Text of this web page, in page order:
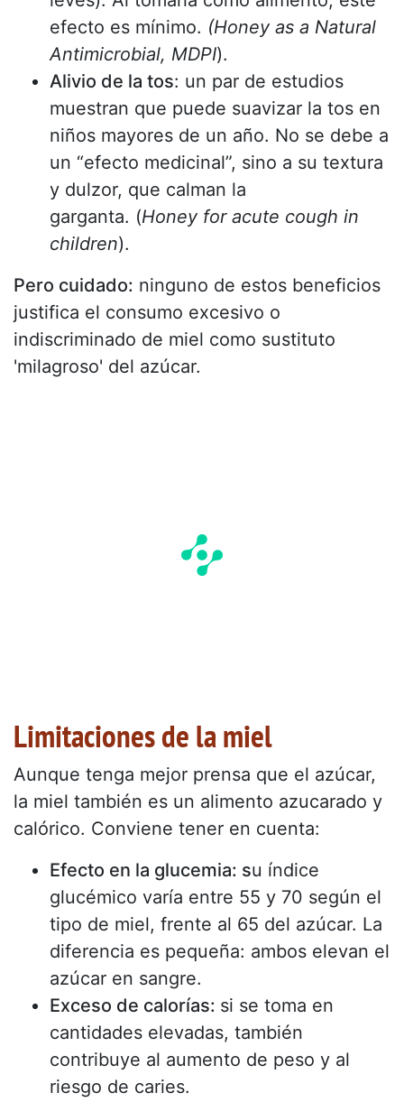
efecto es mínimo. (Honey as a Natural
Antimicrobial, MDPI).
Alivio de la tos: un par de estudios
muestran que puede suavizar la tos en
niños mayores de un año. No se debe a
un “efecto medicinal”, sino a su textura
y dulzor, que calman la
garganta. (Honey for acute cough in
children).
Pero cuidado: ninguno de estos beneficios
justifica el consumo excesivo o
indiscriminado de miel como sustituto
'milagroso' del azúcar.
Limitaciones de la miel
Aunque tenga mejor prensa que el azúcar,
la miel también es un alimento azucarado y
calórico. Conviene tener en cuenta:
Efecto en la glucemia: su índice
glucémico varía entre 55 y 70 según el
tipo de miel, frente al 65 del azúcar. La
diferencia es pequeña: ambos elevan el
azúcar en sangre.
Exceso de calorías: si se toma en
cantidades elevadas, también
contribuye al aumento de peso y al
riesgo de caries.